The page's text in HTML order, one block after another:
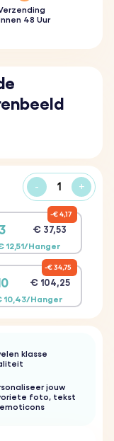
48 Uur
- +
€ 37,53
12,51/Hanger
€ 4,17
€ 104,25
10,43/Hanger
€ 34,75
klasse
jouw
foto, tekst